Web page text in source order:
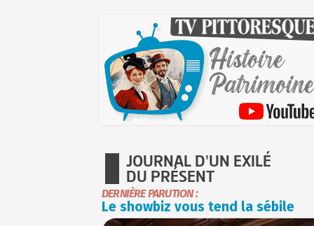
JOURNAL D'UN EXILÉ
DU PRÉSENT
DERNIÈRE PARUTION :
Le showbiz vous tend la sébile